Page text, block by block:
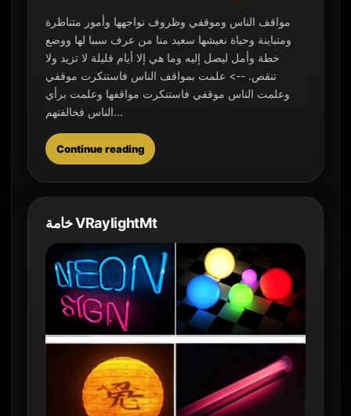
مواقف الناس وموقفي وظروف نواجهها وأمور متناظرة
ومتباينة وحياة نعيشها سعيد منا من عرف سببا لها ووضع
خطة وأمل ليصل إليه وما هي إلا أيام قليلة لا تزيد ولا
تنقص. --> علمت بمواقف الناس فاستنكرت موقفي
وعلمت الناس موقفي فاستنكرت مواقفها وعلمت برأي
الناس فخالفتهم...
Continue reading
خامة VRaylightMt